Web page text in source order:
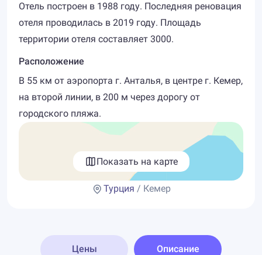
Отель построен в 1988 году. Последняя реновация
отеля проводилась в 2019 году. Площадь
территории отеля составляет 3000.
Расположение
В 55 км от аэропорта г. Анталья, в центре г. Кемер,
на второй линии, в 200 м через дорогу от
городского пляжа.
Показать на карте
Турция / Кемер
Цены Описание